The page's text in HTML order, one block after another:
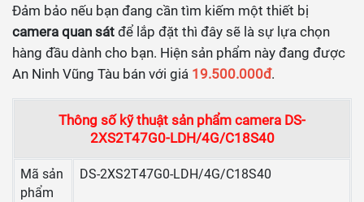
Đảm bảo nếu bạn đang cần tìm kiếm một thiết bị
camera quan sát để lắp đặt thì đây sẽ là sự lựa chọn
hàng đầu dành cho bạn. Hiện sản phẩm này đang được
An Ninh Vũng Tàu bán với giá 19.500.000đ.
Thông số kỹ thuật sản phẩm camera DS-
2XS2T47G0-LDH/4G/C18S40
Mã sản
phẩm
DS-2XS2T47G0-LDH/4G/C18S40